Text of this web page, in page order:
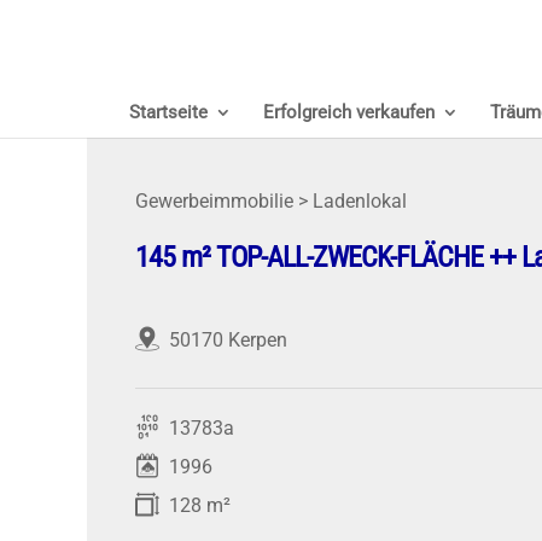
Startseite Erfolgreich verkaufen
Gewerbeimmobilie > Ladenlokal
145 m² TOP-ALL-ZWECK-FLÄCHE
50170 Kerpen
13783a
1996
128 m²